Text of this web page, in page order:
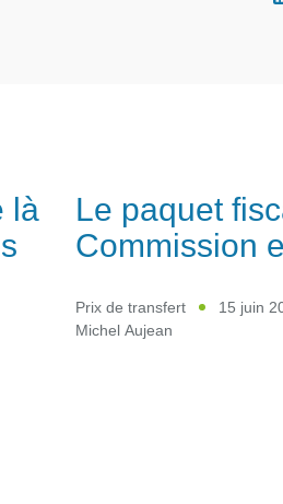
là
Le paquet
Commission
Prix de transfert
15 juin
Michel Aujean